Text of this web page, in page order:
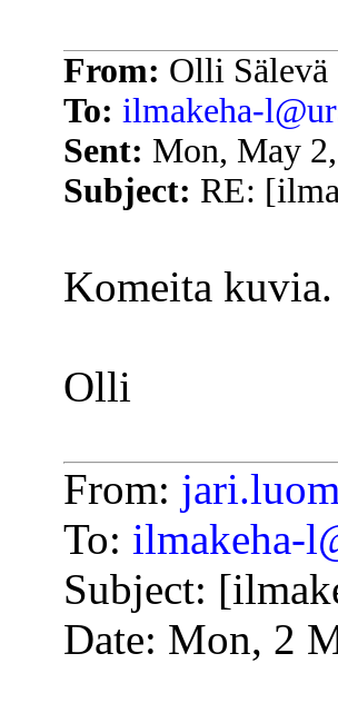
From: Olli Sälevä
To: ilmakeha-
Sent: Mon, May
Subject: RE:
Komeita kuvia.
Olli
From:
To: ilmakeha-
Subject:
Date: Mon, 2